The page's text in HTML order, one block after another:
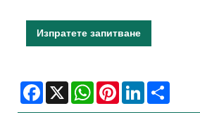
Изпратете запитване
Facebook
X WhatsAppPinterestLinkedIn